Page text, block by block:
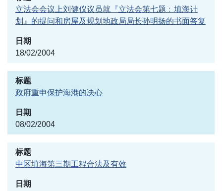
立法会会议上刘健仪议员就『立法会第七题﹕填海计
划』的提问和房屋及规划地政局局长孙明扬的书面答复
18/02/2004
政府重申保护海港的决心
08/02/2004
中区填海第三期工程合法及有效